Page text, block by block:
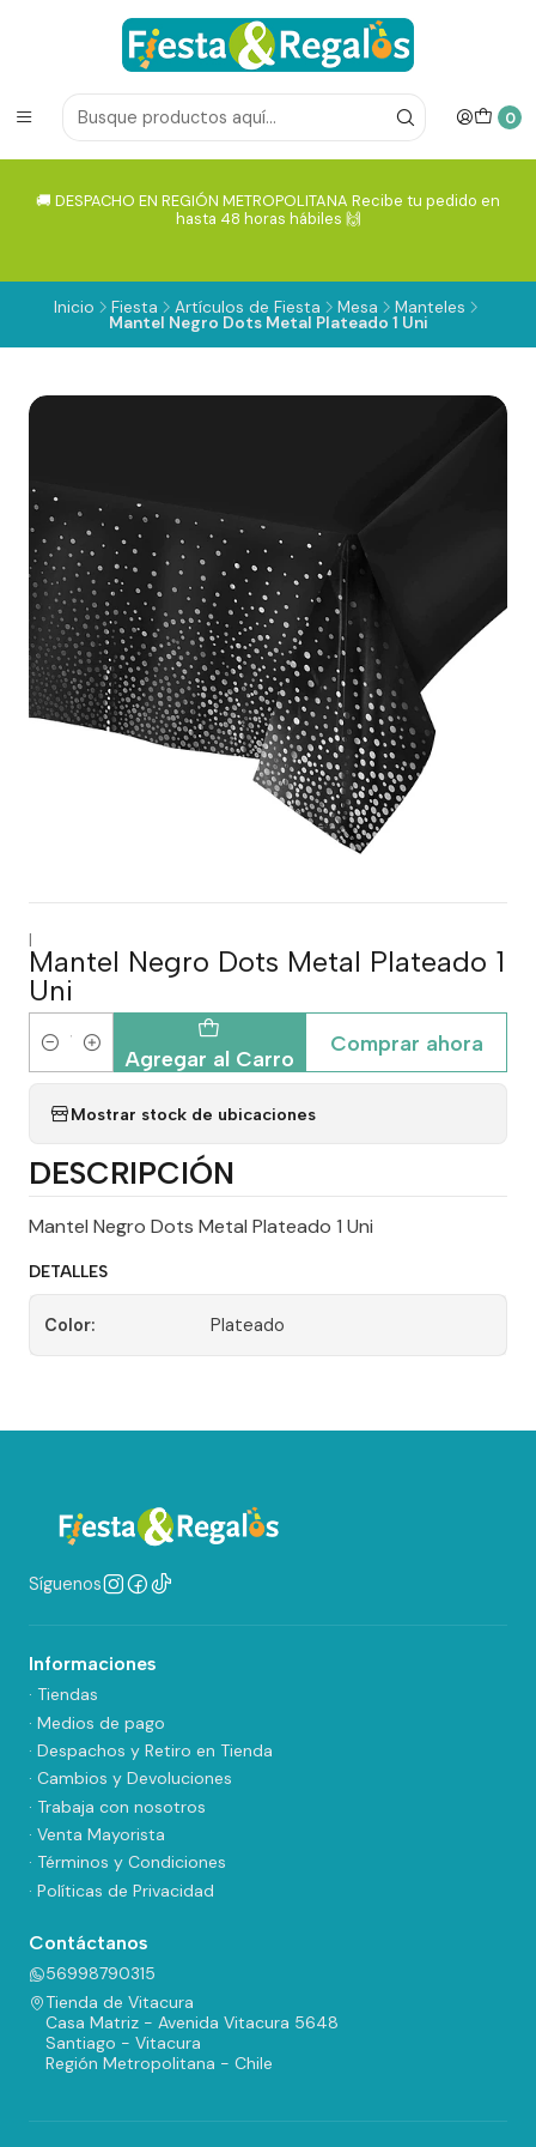
0
🚚 DESPACHO EN REGIÓN METROPOLITANA Recibe tu pedido en
hasta 48 horas hábiles 🙌
Inicio Fiesta Artículos de Fiesta Mesa Manteles
Mantel Negro Dots Metal Plateado 1 Uni
|
Mantel Negro Dots Metal Plateado 1
Uni
Cantidad Agregar al Carro
Comprar ahora
Mostrar stock de ubicaciones
DESCRIPCIÓN
Mantel Negro Dots Metal Plateado 1 Uni
DETALLES
Color: Plateado
Síguenos
Informaciones
· Tiendas
· Medios de pago
· Despachos y Retiro en Tienda
· Cambios y Devoluciones
· Trabaja con nosotros
· Venta Mayorista
· Términos y Condiciones
· Políticas de Privacidad
Contáctanos
56998790315
Tienda de Vitacura
Casa Matriz - Avenida Vitacura 5648
Santiago - Vitacura
Región Metropolitana - Chile